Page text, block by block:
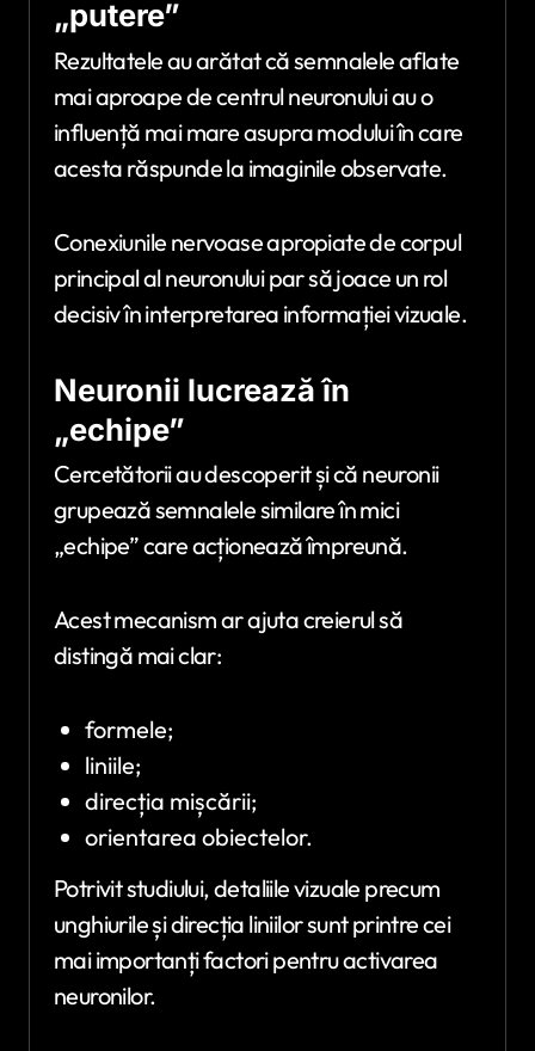
„putere”
Rezultatele au arătat că semnalele aflate
mai aproape de centrul neuronului au o
influență mai mare asupra modului în care
acesta răspunde la imaginile observate.
Conexiunile nervoase apropiate de corpul
principal al neuronului par să joace un rol
decisiv în interpretarea informației vizuale.
Neuronii lucrează în
„echipe”
Cercetătorii au descoperit și că neuronii
grupează semnalele similare în mici
„echipe” care acționează împreună.
Acest mecanism ar ajuta creierul să
distingă mai clar:
formele;
liniile;
direcția mișcării;
orientarea obiectelor.
Potrivit studiului, detaliile vizuale precum
unghiurile și direcția liniilor sunt printre cei
mai importanți factori pentru activarea
neuronilor.